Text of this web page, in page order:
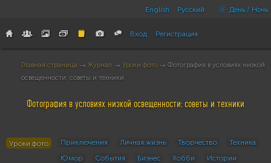
English Русский День / Ночь
Вход Регистрация
Главная страница → Журнал → Уроки фото → Фотография в условиях низкой
освещенности: советы и техники
Фотография в условиях низкой освещенности: советы и техники
Уроки фото Приключения Личная жизнь Творчество
Техника
Юмор
События Бизнес Хобби Истории